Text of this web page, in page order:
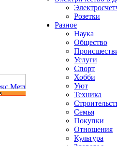
Розетки
Разное
Наука
Общество
Услуги
Спорт
Хобби
Уют
Техника
Семья
Покупки
Отношения
Культура